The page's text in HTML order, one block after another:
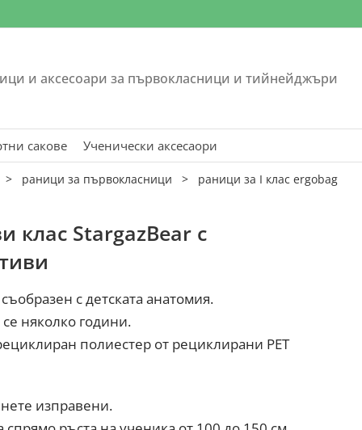
и аксесоари за първокласници и тийнейджъри
сакове Ученически аксесаори
раници за първокласници > раници за I клас ergobag
клас StargazBear с
с детската анатомия.
няколко години.
полиестер от рециклирани PET
изправени.